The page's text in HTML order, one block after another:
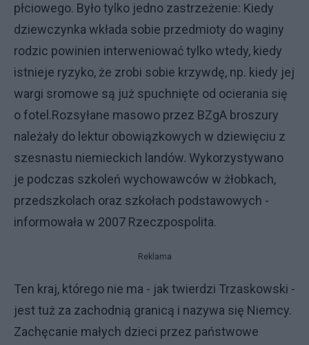
płciowego. Było tylko jedno zastrzeżenie: Kiedy
dziewczynka wkłada sobie przedmioty do waginy
rodzic powinien interweniować tylko wtedy, kiedy
istnieje ryzyko, że zrobi sobie krzywdę, np. kiedy jej
wargi sromowe są już spuchnięte od ocierania się
o fotel.Rozsyłane masowo przez BZgA broszury
należały do lektur obowiązkowych w dziewięciu z
szesnastu niemieckich landów. Wykorzystywano
je podczas szkoleń wychowawców w żłobkach,
przedszkolach oraz szkołach podstawowych -
informowała w 2007 Rzeczpospolita.
Reklama
Ten kraj, którego nie ma - jak twierdzi Trzaskowski -
jest tuż za zachodnią granicą i nazywa się Niemcy.
Zachęcanie małych dzieci przez państwowe